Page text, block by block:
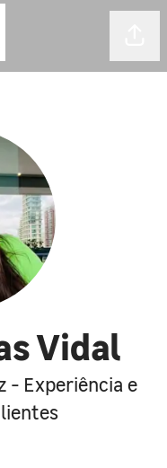
Vidal
- Experiência e